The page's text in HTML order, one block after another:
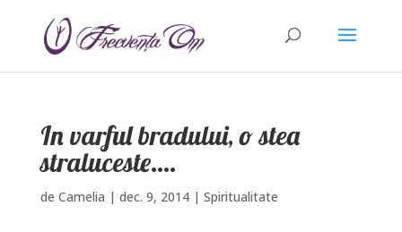
In varful bradului, o stea
straluceste….
de Camelia | dec. 9, 2014| Spiritualitate